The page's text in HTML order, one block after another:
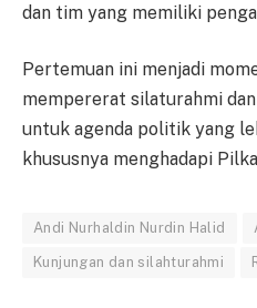
dan tim yang memiliki
Pertemuan ini menjadi
mempererat silaturahmi
untuk agenda politik yang
khususnya menghadapi
Andi Nurhaldin Nurdin Halid
Kunjungan dan silahturahmi